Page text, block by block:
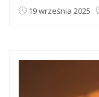
19 września 2025